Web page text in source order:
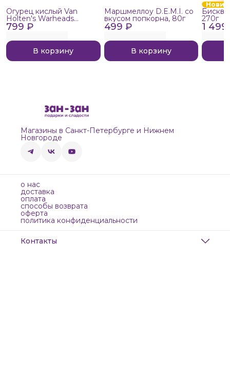
799 ₽
Огурец кислый Van
Holten's Warheads
Extreme Sour, 140г
В корзину
499 ₽
Маршмеллоу D.E.M.I. со
вкусом попкорна, 80г
В корзину
1
270г
Магазины в Санкт-Петербурге и Нижнем
Новгороде
о нас
доставка
оплата
способы возврата
оферта
политика конфиденциальности
Контакты